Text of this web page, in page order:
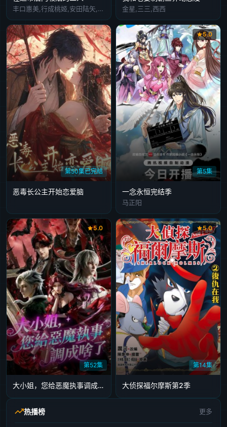
丰口惠美,行成桃姬,安田陆矢,佐藤拓也,星希成奏 金星,三三,西西
第50集已完结
恶毒长公主开始恋爱脑
第5集
5.0
​一念永恒完结季
马正阳
第52集
5.0
大小姐，您给恶魔执事调成啥了
第14集
5.0
大侦探福尔摩斯第2季
热播榜 更多